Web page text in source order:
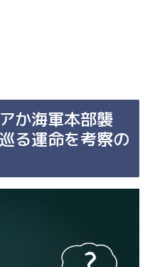
か海軍本部襲
る運命を考察の